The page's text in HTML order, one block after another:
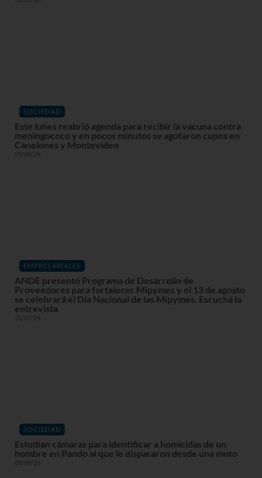
SOCIEDAD
Este lunes reabrió agenda para recibir la vacuna contra
meningococo y en pocos minutos se agotaron cupos en
Canelones y Montevideo
03/08/26
EMPRESARIALES
ANDE presentó Programa de Desarrollo de
Proveedores para fortalecer Mipymes y el 13 de agosto
se celebrará el Día Nacional de las Mipymes. Escuchá la
entrevista
31/07/26
SOCIEDAD
Estudian cámaras para identificar a homicidas de un
hombre en Pando al que le dispararon desde una moto
03/08/26